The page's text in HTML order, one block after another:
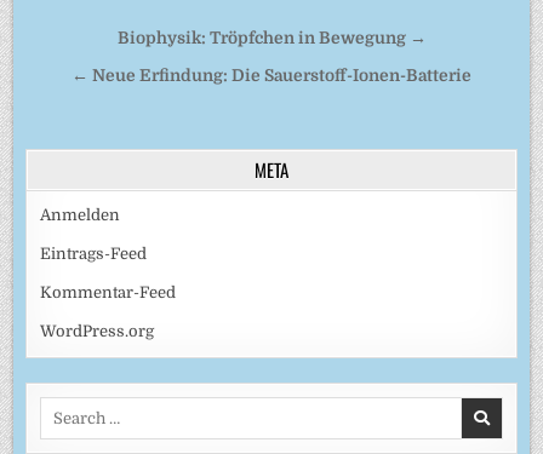
Beitragsnavigation
Biophysik: Tröpfchen in Bewegung →
← Neue Erfindung: Die Sauerstoff-Ionen-Batterie
META
Anmelden
Eintrags-Feed
Kommentar-Feed
WordPress.org